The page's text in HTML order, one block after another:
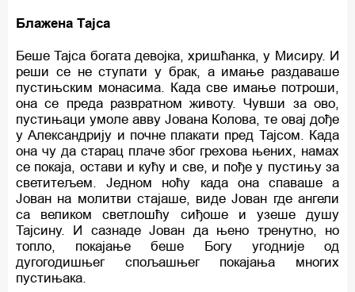
Блажена Тајса
Беше Тајса богата девојка, хришћанка, у Мисиру. И
реши се не ступати у брак, а имање раздаваше
пустињским монасима. Када све имање потроши,
она се преда развратном животу. Чувши за ово,
пустињаци умоле авву Јована Колова, те овај дође
у Александрију и почне плакати пред Тајсом. Када
она чу да старац плаче због грехова њених, намах
се покаја, остави и кућу и све, и пође у пустињу за
светитељем. Једном ноћу када она спаваше а
Јован на молитви стајаше, виде Јован где ангели
са великом светлошћу сиђоше и узеше душу
Тајсину. И сазнаде Јован да њено тренутно, но
топло, покајање беше Богу угодније од
дугогодишњег спољашњег покајања многих
пустињака.